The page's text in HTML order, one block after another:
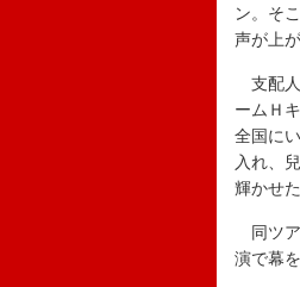
ン。そ
声が上
支配人
ームＨ
全国に
入れ、
輝かせた
同ツア
演で幕